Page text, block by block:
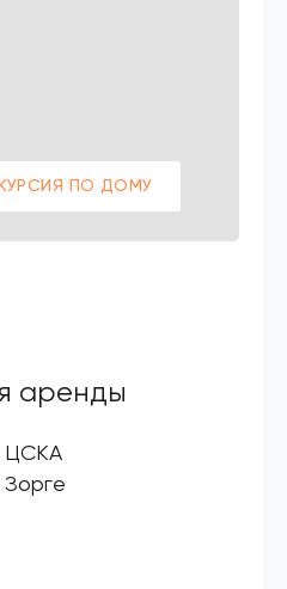
ПО ДОМУ
аренды
ЦСКА
Зорге